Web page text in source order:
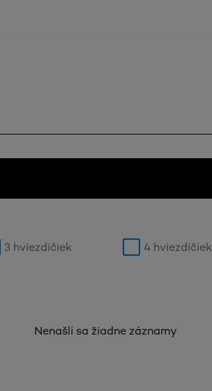
3 hviezdičiek 4 hviezdičiek
Nenašli sa žiadne záznamy